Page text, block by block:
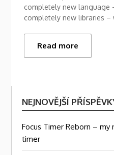
completely new language
completely new libraries –
Read more
NEJNOVĚJŠÍ
Focus Timer Reborn –
timer